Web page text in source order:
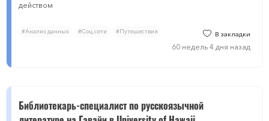
действом
#Анализ данных #Соц.сети #Путешествия В закладки
60 недель 4 дня назад
Библиотекарь-специалист по русскоязычной